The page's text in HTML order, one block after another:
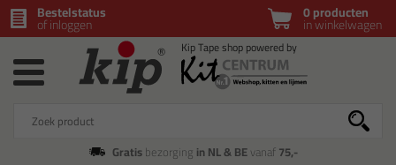
0 producten
in winkelwagen
Bestelstatus
of inloggen
Gratisbezorging in NL & BEvanaf75,-